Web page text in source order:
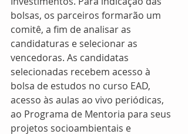
bolsas, os parceiros formarão um
comitê, a fim de analisar as
candidaturas e selecionar as
vencedoras. As candidatas
selecionadas recebem acesso à
bolsa de estudos no curso EAD,
acesso às aulas ao vivo periódicas,
ao Programa de Mentoria para seus
projetos socioambientais e